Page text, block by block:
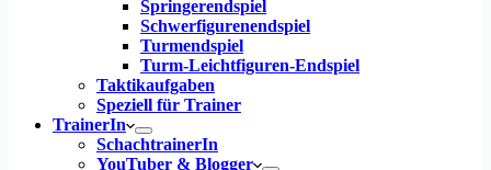
Springerendspiel
Schwerfigurenendspiel
Turmendspiel
Turm-Leichtfiguren-Endspiel
Taktikaufgaben
Speziell für Trainer
TrainerIn
SchachtrainerIn
YouTuber & Blogger